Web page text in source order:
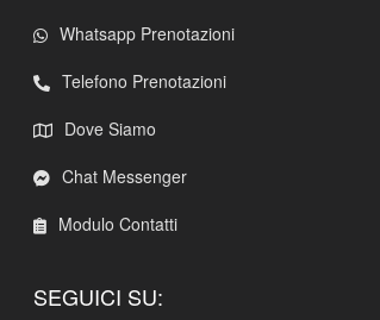
Whatsapp Prenotazioni
Telefono Prenotazioni
Dove Siamo
Chat Messenger
Modulo Contatti
SEGUICI SU: